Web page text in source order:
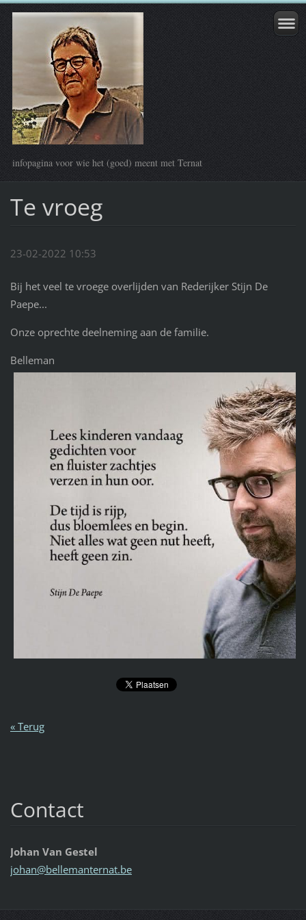
infopagina voor wie het (goed) meent met Ternat
Te vroeg
23-02-2022 10:53
Bij het veel te vroege overlijden van Rederijker Stijn De
Paepe...
Onze oprechte deelneming aan de familie.
Belleman
« Terug
Contact
Johan Van Gestel
johan@bellemanternat.be